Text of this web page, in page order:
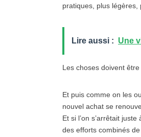
pratiques, plus légères,
Lire aussi : Une
Les choses doivent
Et puis comme on les
nouvel achat se
Et si l’on s’arrêtait
des efforts combinés